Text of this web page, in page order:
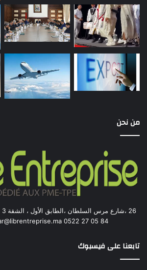
من نحن
84 05 27 0522 redaction-ar@librentreprise.ma
تابعنا على فيسبوك